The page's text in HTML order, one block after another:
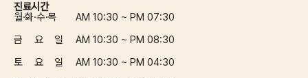
진료시간
월·화·수·목
AM 10:30 ~ PM 07:30
금 요 일
AM 10:30 ~ PM 08:30
토 요 일
AM 10:30 ~ PM 04:30